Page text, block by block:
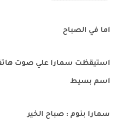
اما في الصباح
استيقظت سمارا علي صوت
اسم بسيط
سمارا بنوم : صباح الخير